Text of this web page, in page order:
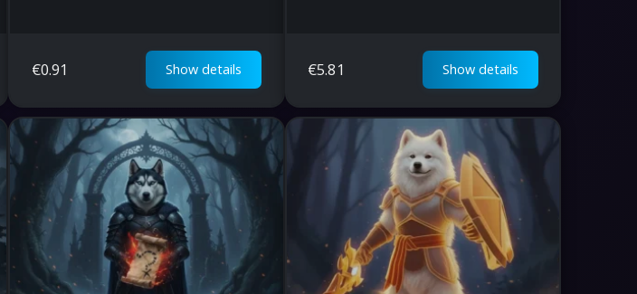
€0.91 Show details €5.81 Show details